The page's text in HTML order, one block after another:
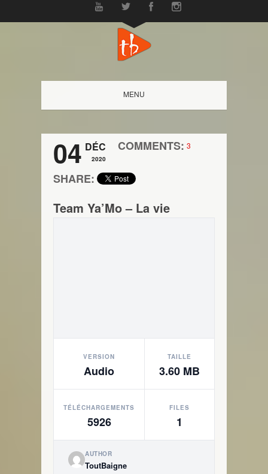
MENU
04 DÉC
2020
COMMENTS: 3
SHARE:
Team Ya’Mo – La vie
VERSION
Audio
TAILLE
3.60 MB
TÉLÉCHARGEMENTS
5926
FILES
1
AUTHOR
ToutBaigne